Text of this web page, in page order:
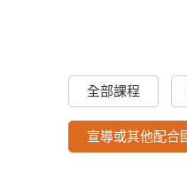
全部課程
宣導或其他配合